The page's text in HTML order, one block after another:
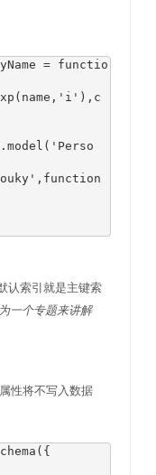
= functio
( name , 'i' ), c
. model ( 'Perso
, function
认索引就是主键索
一个专题来讲解
性将不写入数据
({